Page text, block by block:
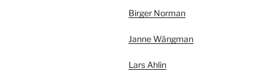
Birger Norman
Janne Wängman
Lars Ahlin